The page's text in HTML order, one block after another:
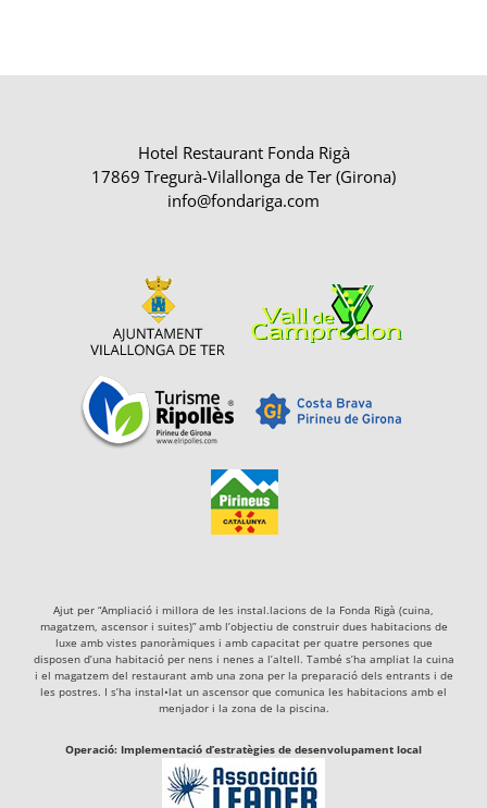
Hotel Restaurant Fonda Rigà
17869 Tregurà-Vilallonga de Ter (Girona)
info@fondariga.com
Ajut per “Ampliació i millora de les instal.lacions de la Fonda Rigà (cuina,
magatzem, ascensor i suites)” amb l’objectiu de construir dues habitacions de
luxe amb vistes panoràmiques i amb capacitat per quatre persones que
disposen d’una habitació per nens i nenes a l’altell. També s’ha ampliat la cuina
i el magatzem del restaurant amb una zona per la preparació dels entrants i de
les postres. I s’ha instal•lat un ascensor que comunica les habitacions amb el
menjador i la zona de la piscina.
Operació: Implementació d’estratègies de desenvolupament local